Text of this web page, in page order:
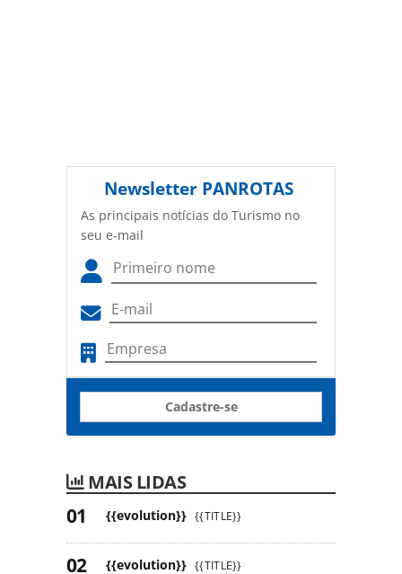
Newsletter PANROTAS
As principais notícias do Turismo no
seu e-mail
Cadastre-se
MAIS LIDAS
{{evolution}} {{TITLE}}
{{evolution}} {{TITLE}}